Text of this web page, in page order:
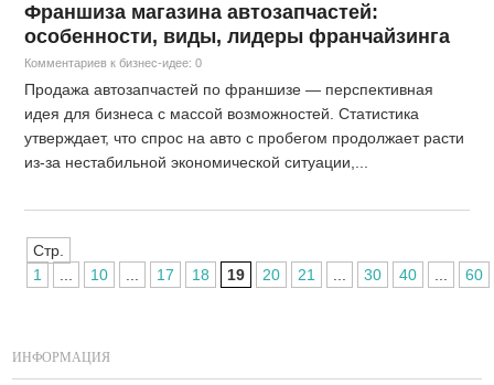
Франшиза магазина автозапчастей:
особенности, виды, лидеры франчайзинга
Комментариев к бизнес-идее: 0
Продажа автозапчастей по франшизе — перспективная
идея для бизнеса с массой возможностей. Статистика
утверждает, что спрос на авто с пробегом продолжает расти
из-за нестабильной экономической ситуации,...
Стр.
1
... 10 ... 17 18 19 20 21 ... 30 40 ... 60
ИНФОРМАЦИЯ